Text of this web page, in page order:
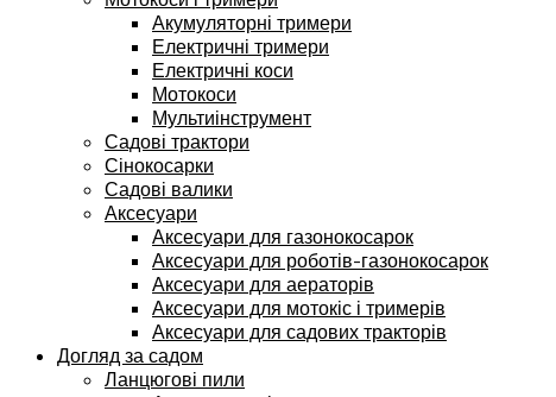
Акумуляторні тримери
Електричні тримери
Електричні коси
Мотокоси
Мультиінструмент
Садові трактори
Сінокосарки
Садові валики
Аксесуари
Аксесуари для газонокосарок
Аксесуари для роботів-газонокосарок
Аксесуари для аераторів
Аксесуари для мотокіс і тримерів
Аксесуари для садових тракторів
Догляд за садом
Ланцюгові пили